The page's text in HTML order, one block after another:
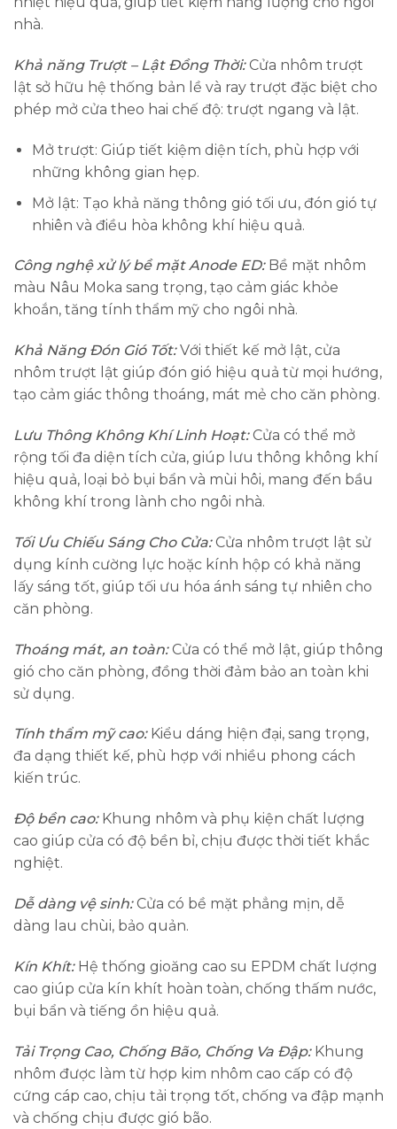
nhà.
Khả năng Trượt – Lật Đồng Thời: Cửa nhôm trượt
lật sở hữu hệ thống bản lề và ray trượt đặc biệt cho
phép mở cửa theo hai chế độ: trượt ngang và lật.
Mở trượt: Giúp tiết kiệm diện tích, phù hợp với
những không gian hẹp.
Mở lật: Tạo khả năng thông gió tối ưu, đón gió tự
nhiên và điều hòa không khí hiệu quả.
Công nghệ xử lý bề mặt Anode ED:Bề mặt nhôm
màu Nâu Moka sang trọng, tạo cảm giác khỏe
khoắn, tăng tính thẩm mỹ cho ngôi nhà.
Khả Năng Đón Gió Tốt:Với thiết kế mở lật, cửa
nhôm trượt lật giúp đón gió hiệu quả từ mọi hướng,
tạo cảm giác thông thoáng, mát mẻ cho căn phòng.
Lưu Thông Không Khí Linh Hoạt:Cửa có thể mở
rộng tối đa diện tích cửa, giúp lưu thông không khí
hiệu quả, loại bỏ bụi bẩn và mùi hôi, mang đến bầu
không khí trong lành cho ngôi nhà.
Tối Ưu Chiếu Sáng Cho Cửa: Cửa nhôm trượt lật sử
dụng kính cường lực hoặc kính hộp có khả năng
lấy sáng tốt, giúp tối ưu hóa ánh sáng tự nhiên cho
căn phòng.
Thoáng mát, an toàn:Cửa có thể mở lật, giúp thông
gió cho căn phòng, đồng thời đảm bảo an toàn khi
sử dụng.
Tính thẩm mỹ cao:Kiểu dáng hiện đại, sang trọng,
đa dạng thiết kế, phù hợp với nhiều phong cách
kiến trúc.
Độ bền cao:Khung nhôm và phụ kiện chất lượng
cao giúp cửa có độ bền bỉ, chịu được thời tiết khắc
nghiệt.
Dễ dàng vệ sinh:Cửa có bề mặt phẳng mịn, dễ
dàng lau chùi, bảo quản.
Kín Khít: Hệ thống gioăng cao su EPDM chất lượng
cao giúp cửa kín khít hoàn toàn, chống thấm nước,
bụi bẩn và tiếng ồn hiệu quả.
Tải Trọng Cao, Chống Bão, Chống Va Đập: Khung
nhôm được làm từ hợp kim nhôm cao cấp có độ
cứng cáp cao, chịu tải trọng tốt, chống va đập mạnh
và chống chịu được gió bão.